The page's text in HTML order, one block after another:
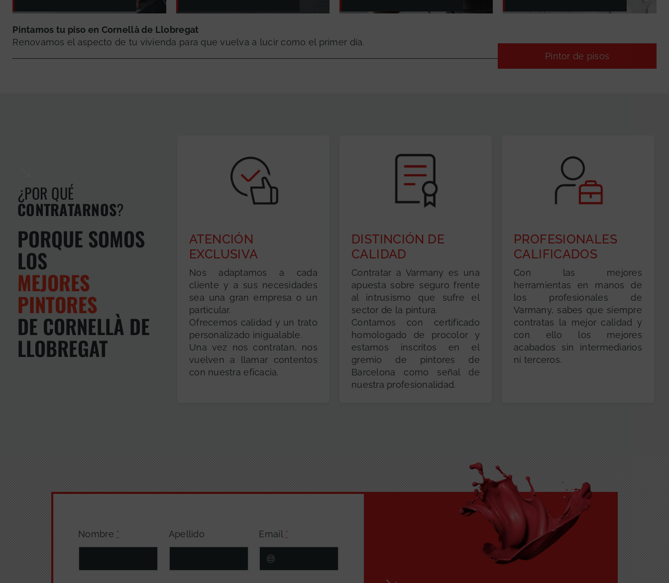
Pintamos tu piso en Cornellà de Llobregat
Renovamos el aspecto de tu vivienda para que vuelva a lucir como el primer día.
Pintor de pisos
¿POR QUÉ
CONTRATARNOS?
PORQUE SOMOS
LOS
MEJORES
PINTORES
DE CORNELLÀ DE
LLOBREGAT
ATENCIÓN
EXCLUSIVA
Nos adaptamos a cada
cliente y a sus necesidades
sea una gran empresa o un
particular.
Ofrecemos calidad y un trato
personalizado inigualable.
Una vez nos contratan, nos
vuelven a llamar contentos
con nuestra eficacia.
DISTINCIÓN DE
CALIDAD
Contratar a Varmany es una
apuesta sobre seguro frente
al intrusismo que sufre el
sector de la pintura.
Contamos con certificado
homologado de procolor y
estamos inscritos en el
gremio de pintores de
Barcelona como señal de
nuestra profesionalidad.
PROFESIONALES
CALIFICADOS
Con las mejores
herramientas en manos de
los profesionales de
Varmany, sabes que siempre
contratas la mejor calidad y
con ello los mejores
acabados sin intermediarios
ni terceros.
Nombre * Apellido Email *